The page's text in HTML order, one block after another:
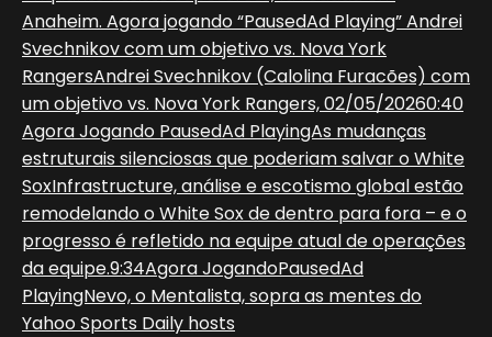
Anaheim. Agora jogando “PausedAd Playing” Andrei
Svechnikov com um objetivo vs. Nova York
RangersAndrei Svechnikov (Calolina Furacões) com
um objetivo vs. Nova York Rangers, 02/05/20260:40
Agora Jogando PausedAd PlayingAs mudanças
estruturais silenciosas que poderiam salvar o White
SoxInfrastructure, análise e escotismo global estão
remodelando o White Sox de dentro para fora – e o
progresso é refletido na equipe atual de operações
da equipe.9:34Agora JogandoPausedAd
PlayingNevo, o Mentalista, sopra as mentes do
Yahoo Sports Daily hosts